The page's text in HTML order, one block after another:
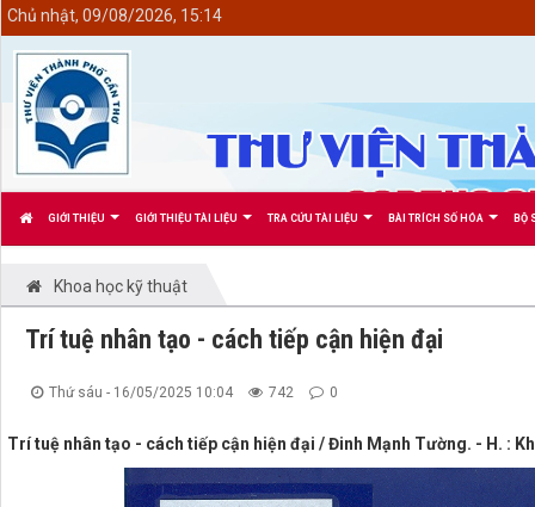
GIỚI THIỆU GIỚI THIỆU TÀI LIỆU TRA CỨU TÀI LIỆU BÀI TRÍCH SỐ HÓA BỘ
Chủ nhật, 09/08/2026, 15:14
Khoa học kỹ thuật
Trí tuệ nhân tạo - cách tiếp cận hiện đại
Thứ sáu - 16/05/2025 10:04 742 0
Trí tuệ nhân tạo - cách tiếp cận hiện đại / Đinh Mạnh Tường. - H. :
<